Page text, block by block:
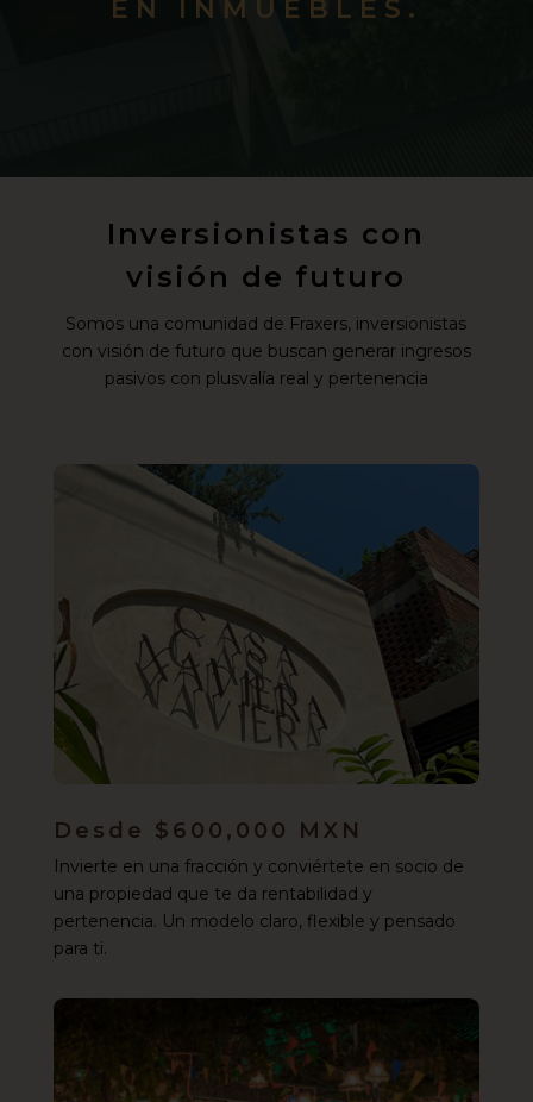
EN INMUEBLES.
Inversionistas con
visión de futuro
Somos una comunidad de Fraxers, inversionistas
con visión de futuro que buscan generar ingresos
pasivos con plusvalía real y pertenencia
Desde $600,000 MXN
Invierte en una fracción y conviértete en socio de
una propiedad que te da rentabilidad y
pertenencia. Un modelo claro, flexible y pensado
para ti.